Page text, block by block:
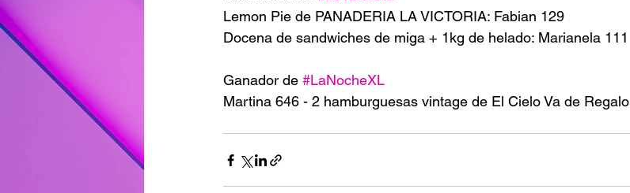
Lemon Pie de PANADERIA LA VICTORIA: Fabian 129
Docena de sandwiches de miga + 1kg de helado: Marianela 111
Ganador de #LaNocheXL
Martina 646 - 2 hamburguesas vintage de El Cielo Va de Regalo